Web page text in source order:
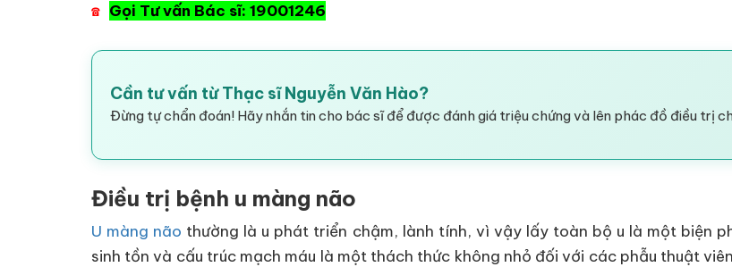
☎ Gọi Tư vấn Bác sĩ: 19001246
Cần tư vấn từ Thạc sĩ Nguyễn Văn Hào?
Đừng tự chẩn đoán! Hãy nhắn tin cho bác sĩ để được đánh giá triệu chứng và lên phác đồ điều trị
Điều trị bệnh u màng não
U màng não thường là u phát triển chậm, lành tính, vì vậy lấy toàn bộ u là một biện
sinh tồn và cấu trúc mạch máu là một thách thức không nhỏ đối với các phẫu thuật